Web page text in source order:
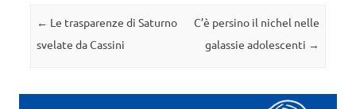
Navigazione articolo
← Le trasparenze di Saturno
svelate da Cassini
C’è persino il nichel nelle
galassie adolescenti →